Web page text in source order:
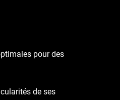
pour des
de ses